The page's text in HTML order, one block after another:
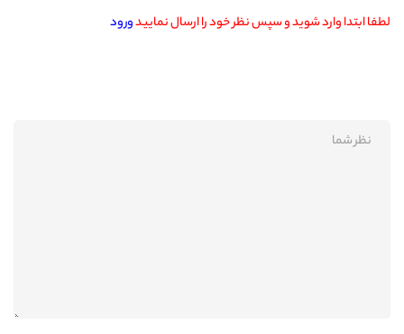
لطفا ابتدا وارد شوید و سپس نظر خود را ارسال نماییدورود